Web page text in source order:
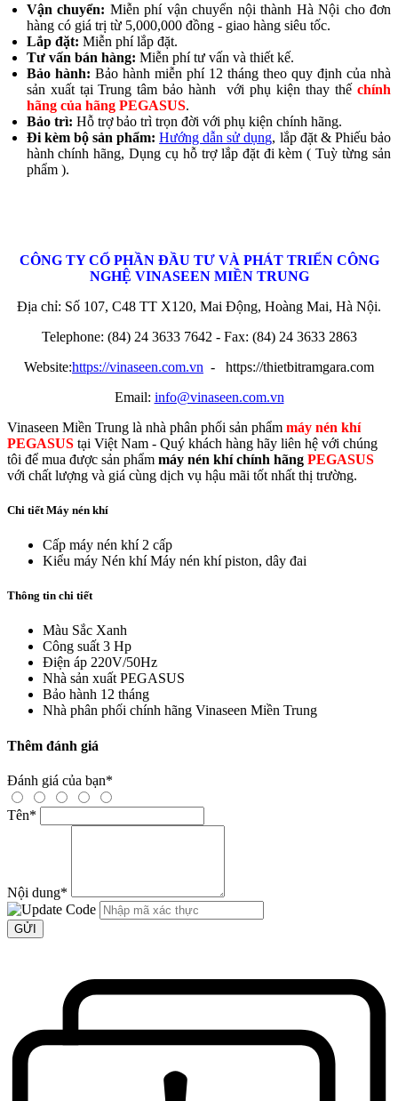
Vận chuyển: Miễn phí vận chuyển nội thành Hà Nội cho đơn
hàng có giá trị từ 5,000,000 đồng - giao hàng siêu tốc.
Lắp đặt: Miễn phí lắp đặt.
Tư vấn bán hàng: Miễn phí tư vấn và thiết kế.
Bảo hành: Bảo hành miễn phí 12 tháng theo quy định của nhà
sản xuất tại Trung tâm bảo hành với phụ kiện thay thế chính
hãng của hãng PEGASUS.
Bảo trì: Hỗ trợ bảo trì trọn đời với phụ kiện chính hãng.
Đi kèm bộ sản phẩm: Hướng dẫn sử dụng, lắp đặt & Phiếu bảo
hành chính hãng, Dụng cụ hỗ trợ lắp đặt đi kèm ( Tuỳ từng sản
phẩm ).
CÔNG TY CỔ PHẦN ĐẦU TƯ VÀ PHÁT TRIỂN CÔNG
NGHỆ VINASEEN MIỀN TRUNG
Địa chỉ: Số 107, C48 TT X120, Mai Động, Hoàng Mai, Hà Nội.
Telephone: (84) 24 3633 7642 - Fax: (84) 24 3633 2863
Website:https://vinaseen.com.vn - https://thietbitramgara.com
Email: info@vinaseen.com.vn
Vinaseen Miền Trung là nhà phân phối sản phẩm máy nén khí
PEGASUS tại Việt Nam - Quý khách hàng hãy liên hệ với chúng
tôi để mua được sản phẩm máy nén khí chính hãng PEGASUS
với chất lượng và giá cùng dịch vụ hậu mãi tốt nhất thị trường.
Chi tiết Máy nén khí
Cấp máy nén khí 2 cấp
Kiểu máy Nén khí Máy nén khí piston, dây đai
Thông tin chi tiết
Màu Sắc Xanh
Công suất 3 Hp
Điện áp 220V/50Hz
Nhà sản xuất PEGASUS
Bảo hành 12 tháng
Nhà phân phối chính hãng Vinaseen Miền Trung
Thêm đánh giá
Đánh giá của bạn*
Tên*
Nội dung*
GỬI